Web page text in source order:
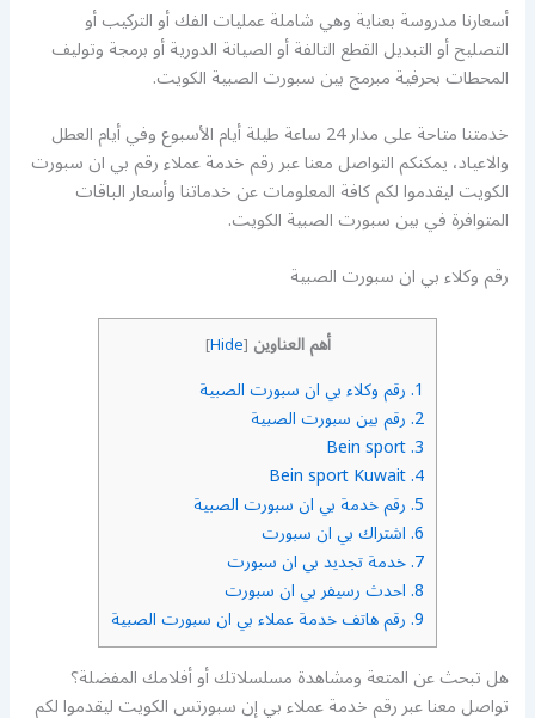
أسعارنا مدروسة بعناية وهي شاملة عمليات الفك أو التركيب أو
التصليح أو التبديل القطع التالفة أو الصيانة الدورية أو برمجة وتوليف
المحطات بحرفية مبرمج بين سبورت الصبية الكويت.
خدمتنا متاحة على مدار 24 ساعة طيلة أيام الأسبوع وفي أيام العطل
والاعياد، يمكنكم التواصل معنا عبر رقم خدمة عملاء رقم بي ان سبورت
الكويت ليقدموا لكم كافة المعلومات عن خدماتنا وأسعار الباقات
المتوافرة في بين سبورت الصبية الكويت.
رقم وكلاء بي ان سبورت الصبية
أهم العناوين [
Hide
]
1. رقم وكلاء بي ان سبورت الصبية
2. رقم بين سبورت الصبية
3.
4.
5. رقم خدمة بي ان سبورت الصبية
6. اشتراك بي ان سبورت
7. خدمة تجديد بي ان سبورت
8. احدث رسيفر بي ان سبورت
9. رقم هاتف خدمة عملاء بي ان سبورت الصبية
هل تبحث عن المتعة ومشاهدة مسلسلاتك أو أفلامك المفضلة؟
تواصل معنا عبر رقم خدمة عملاء بي إن سبورتس الكويت ليقدموا لكم